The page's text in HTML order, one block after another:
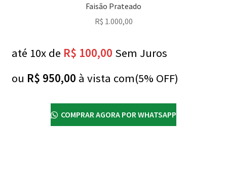
Faisão Prateado
R$ 1.000,00
até 10x de R$ 100,00 Sem Juros
ou R$ 950,00 à vista com(5% OFF)
COMPRAR AGORA POR WHATSAPP